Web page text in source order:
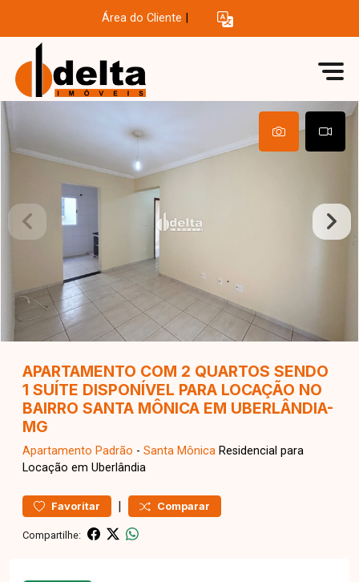
Área do Cliente
APARTAMENTO COM 2 QUARTOS SENDO
1 SUÍTE DISPONÍVEL PARA LOCAÇÃO NO
BAIRRO SANTA MÔNICA EM UBERLÂNDIA-
MG
Apartamento Padrão - Santa Mônica Residencial para
Locação em Uberlândia
Favoritar | Comparar
Compartilhe: